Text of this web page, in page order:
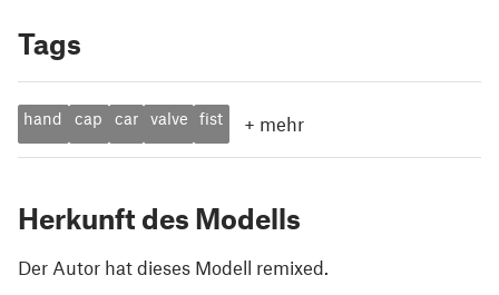
Tags
hand cap car valve fist + mehr
Herkunft des Modells
Der Autor hat dieses Modell remixed.